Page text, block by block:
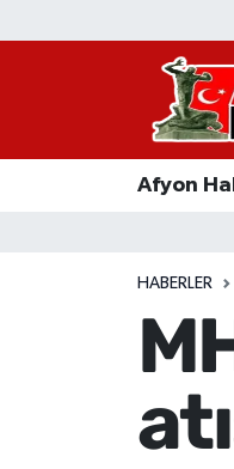
Afyon
HABERLER
Afyon Haber
Asayiş Yaşam
Sivil Toplum